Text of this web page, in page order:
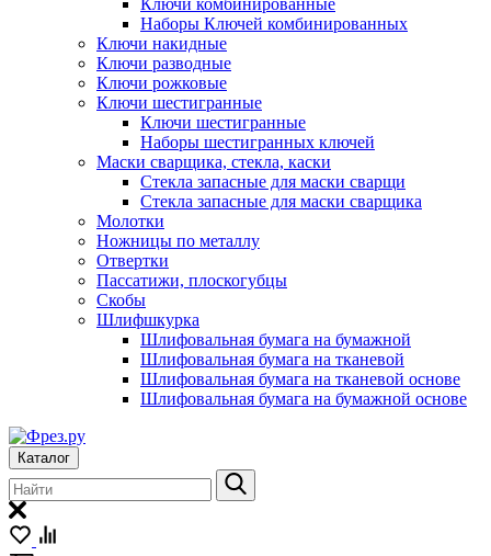
Ключи комбинированные
Наборы Ключей комбинированных
Ключи накидные
Ключи разводные
Ключи рожковые
Ключи шестигранные
Ключи шестигранные
Наборы шестигранных ключей
Маски сварщика, стекла, каски
Стекла запасные для маски сварщи
Стекла запасные для маски сварщика
Молотки
Ножницы по металлу
Отвертки
Пассатижи, плоскогубцы
Скобы
Шлифшкурка
Шлифовальная бумага на бумажной
Шлифовальная бумага на тканевой
Шлифовальная бумага на тканевой основе
Шлифовальная бумага на бумажной основе
Каталог